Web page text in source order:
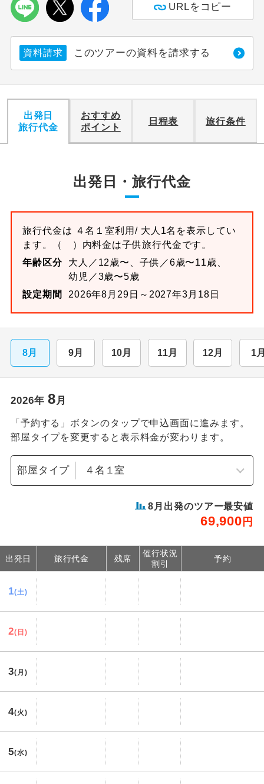
URLをコピー
資料請求 このツアーの資料を請求する
出発日
旅行代金
おすすめ
ポイント
日程表 旅行条件
出発日・旅行代金
旅行代金は ４名１室利用/ 大人1名を表示してい
ます。
（ ）内料金は子供旅行代金です。
年齢区分
大人／12歳〜、子供／6歳〜11歳、
幼児／3歳〜5歳
設定期間
2026年8月29日～2027年3月18日
8月 9月 10月 11月 12月 1
2026年 8月
「予約する」ボタンのタップで申込画面に進みます。
部屋タイプを変更すると表示料金が変わります。
部屋タイプ
8 月出発のツアー最安値
69,900 円
出発日 旅行代金 残席
催行状況
割引
予約
1(土)
2(日)
3(月)
4(火)
5(水)
航空会社指定
利用航空会社が指定なので、ご出発の計
ホテル指定
ご紹介するホテルを指定したコースで
ス2席利用